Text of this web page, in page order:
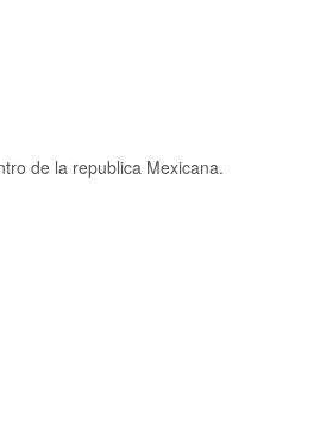
de la republica Mexicana.